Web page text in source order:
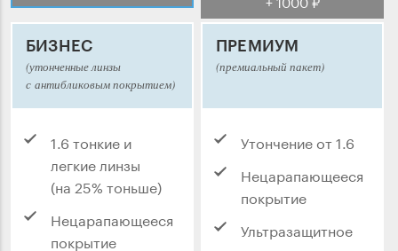
БИЗНЕС
(утонченные линзы
с антибликовым покрытием)
1.6 тонкие и
легкие линзы
(на 25% тоньше)
Нецарапающееся
покрытие
ПРЕМИУМ
(премиальный пакет)
Утончение от 1.6
Нецарапающееся
покрытие
Ультразащитное